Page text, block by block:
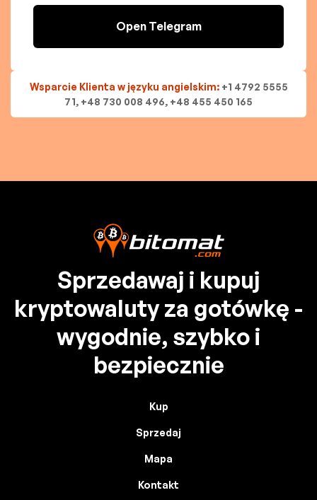
Open Telegram
Wsparcie Klienta w języku angielskim: +1 4792 5555
71, +48 730 008 496, +48 455 450 165
Sprzedawaj i kupuj
kryptowaluty za gotówkę -
wygodnie, szybko i
bezpiecznie
Kup
Sprzedaj
Mapa
Kontakt